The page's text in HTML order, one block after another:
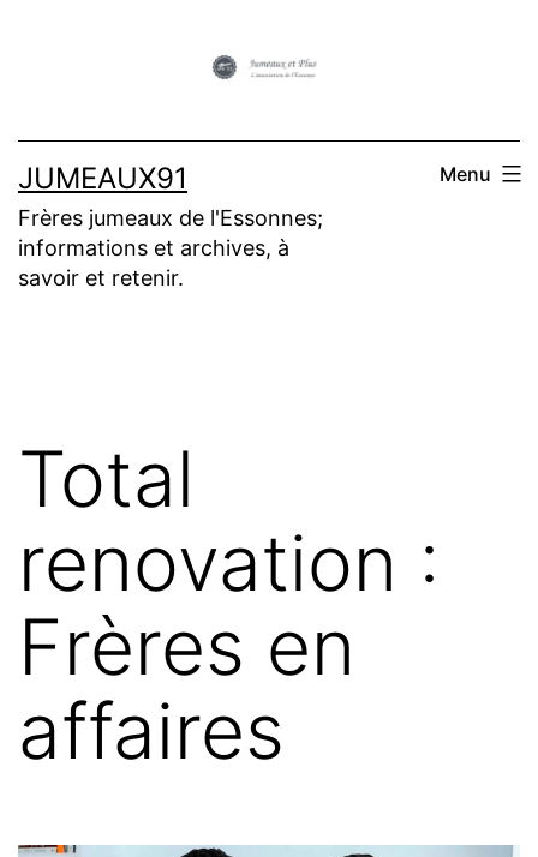
JUMEAUX91
Frères jumeaux de l'Essonnes;
informations et archives, à
savoir et retenir.
Menu
Total
renovation :
Frères en
affaires